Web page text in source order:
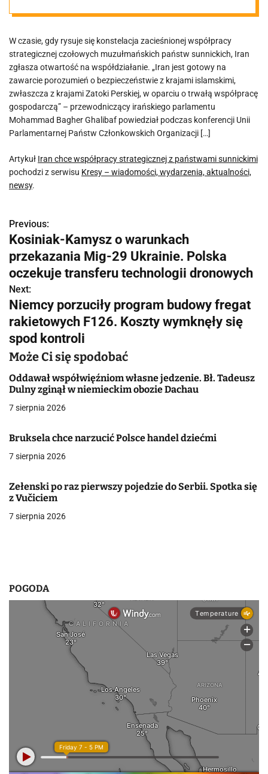
sunnickimi
W czasie, gdy rysuje się konstelacja zacieśnionej współpracy
strategicznej czołowych muzułmańskich państw sunnickich, Iran
zgłasza otwartość na współdziałanie. „Iran jest gotowy na
zawarcie porozumień o bezpieczeństwie z krajami islamskimi,
zwłaszcza z krajami Zatoki Perskiej, w oparciu o trwałą współpracę
gospodarczą” – przewodniczący irańskiego parlamentu
Mohammad Bagher Ghalibaf powiedział podczas konferencji Unii
Parlamentarnej Państw Członkowskich Organizacji […]
Artykuł Iran chce współpracy strategicznej z państwami sunnickimi
pochodzi z serwisu Kresy – wiadomości, wydarzenia, aktualności,
newsy.
N
a
w
i
g
a
c
j
a
w
p
s
u
Previous:
Kosiniak-Kamysz o warunkach
przekazania Mig-29 Ukrainie. Polska
oczekuje transferu technologii dronowych
Next:
Niemcy porzuciły program budowy fregat
rakietowych F126. Koszty wymknęły się
spod kontroli
Może Ci się spodobać
Oddawał współwięźniom własne jedzenie. Bł. Tadeusz
Dulny zginął w niemieckim obozie Dachau
7 sierpnia 2026
Bruksela chce narzucić Polsce handel dziećmi
7 sierpnia 2026
Zełenski po raz pierwszy pojedzie do Serbii. Spotka się
z Vučiciem
7 sierpnia 2026
POGODA